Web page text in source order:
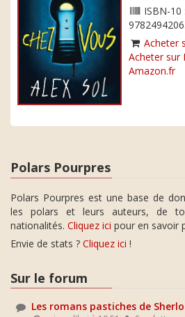
ISBN-10
Acheter
Acheter sur
Amazon.fr
Polars Pourpres
Polars Pourpres est une base de
les polars et leurs auteurs, de
nationalités. Cliquez ici pour en savoir
Envie de stats ? Cliquez ici !
Sur le forum
Les romans pastiches de